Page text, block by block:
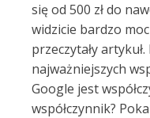
się od 500 zł do
widzicie bardzo
przeczytały
najważniejszych
Google jest
współczynnik?